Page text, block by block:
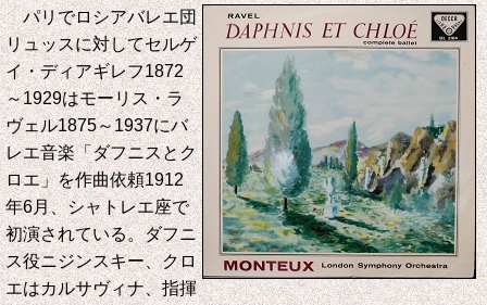
パリでロシアバレエ団
リュッスに対してセルゲ
イ・ディアギレフ1872
～1929はモーリス・ラ
ヴェル1875～1937にバ
レエ音楽「ダフニスとク
ロエ」を作曲依頼1912
年6月、シャトレエ座で
初演されている。ダフニ
ス役ニジンスキー、クロ
エはカルサヴィナ、指揮